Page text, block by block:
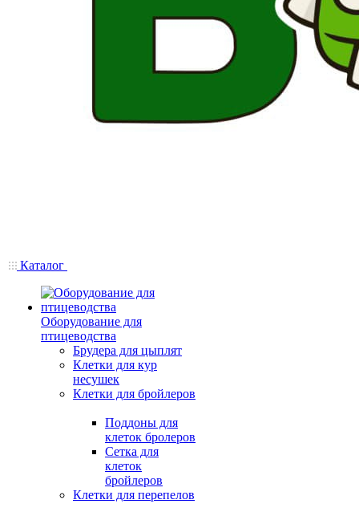
Каталог
Оборудование для
птицеводства
Брудера для цыплят
Клетки для кур
несушек
Клетки для бройлеров
Поддоны для
клеток бролеров
Сетка для
клеток
бройлеров
Клетки для перепелов